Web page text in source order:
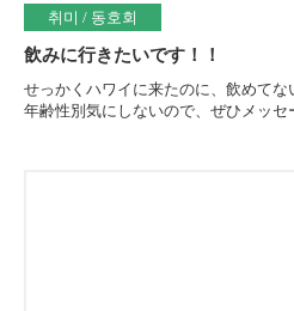
취미 / 동호회
飲みに行きたいです！！
せっかくハワイに来たのに、飲めて
年齢性別気にしないので、ぜひメッセ